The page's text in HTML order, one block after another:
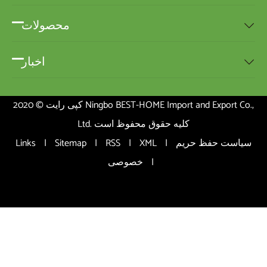
محصولات 
اخبار 
کپی رایت © 2020 Ningbo BEST-HOME Import and Export Co.,
Ltd. کلیه حقوق محفوظ است
Links | Sitemap | RSS | XML | سیاست حفظ حریم
خصوصی |